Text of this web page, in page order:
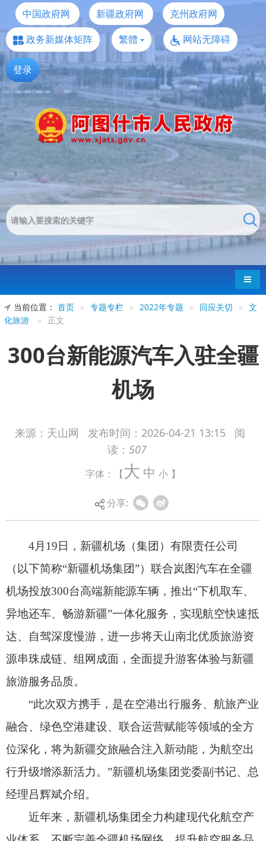
中国政府网 新疆政府网
克州政府网
政务新媒体矩阵
繁體 网站无障碍
登录
导航
当前位置： 首页 » 专题专栏 » 2022年专题 » 回应关切 » 文
化旅游
» 正文
300台新能源汽车入驻全疆
机场
来源：天山网 发布时间： 2026-04-21 13:15
阅
读： 507
字体：【大 中 小 】
分享:
4月19日，新疆机场（集团）有限责任公司
（以下简称“新疆机场集团”）联合岚图汽车在全疆
机场投放300台高端新能源车辆，推出“下机取车、
异地还车、畅游新疆”一体化服务，实现航空快速抵
源串珠成链、组网成面，全面提升游客体验与新疆
旅游服务品质。
“此次双方携手，是在空港出行服务、航旅产业
融合、绿色空港建设、联合运营赋能等领域的全方
行升级增添新活力。”新疆机场集团党委副书记、总
经理吕辉斌介绍。
近年来，新疆机场集团全力构建现代化航空产
业体系，不断完善全疆机场网络，提升航空服务品
质，推动“航空+交通、航空+旅游、航空+产业”深
新疆机场集团将以此次合作为新起点，充分发
挥各自资源优势，推动合作项目落地见效，共建新
能源文旅出行生态圈，助力新疆从旅游目的地向文
化体验地跨越。
作为项目运营主体，新疆天缘航旅有限责任公